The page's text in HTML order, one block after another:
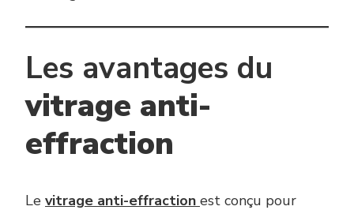
Les avantages du
vitrage anti-
effraction
Le vitrage anti-effraction est conçu pour